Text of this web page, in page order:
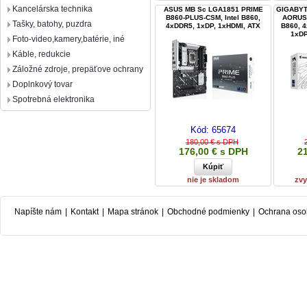
Kancelárska technika
Tašky, batohy, puzdra
Foto-video,kamery,batérie, iné
Káble, redukcie
Záložné zdroje, prepäťove ochrany
Doplnkový tovar
Spotrebná elektronika
ASUS MB Sc LGA1851 PRIME
B860-PLUS-CSM, Intel B860,
4xDDR5, 1xDP, 1xHDMI, ATX
Kód: 65674
180,00 € s DPH
176,00 € s DPH
nie je skladom
B860,
Napíšte nám Kontakt Mapa stránok Obchodné podmienky Ochrana